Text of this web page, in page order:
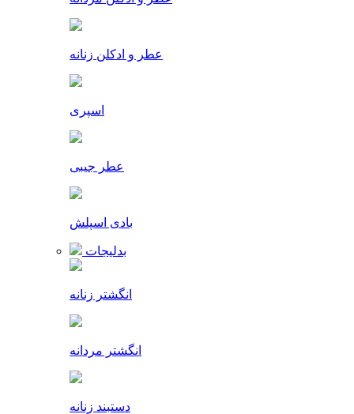
عطر و ادکلن زنانه
اسپری
عطر جیبی
بادی اسپلش
بدلیجات
انگشتر زنانه
انگشتر مردانه
دستبند زنانه